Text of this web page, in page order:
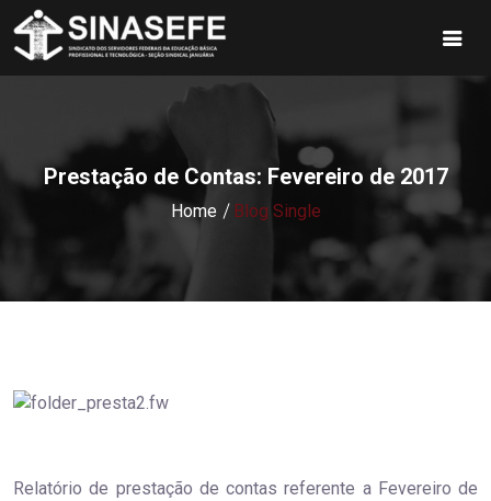
Prestação de Contas: Fevereiro de 2017
Home Blog Single
Relatório de prestação de contas referente a Fevereiro de